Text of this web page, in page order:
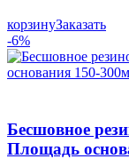
корзинуЗаказать
-6%
Бесшовное
Площадь